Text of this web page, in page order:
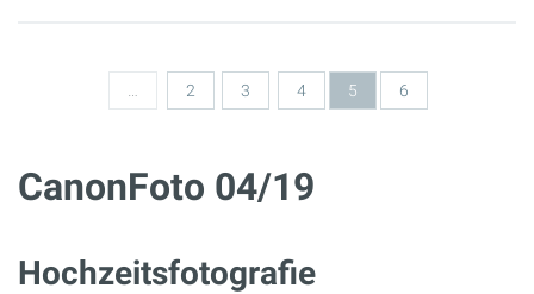
Seiten
2 3 4 5 6
CanonFoto 04/19
Hochzeitsfotografie